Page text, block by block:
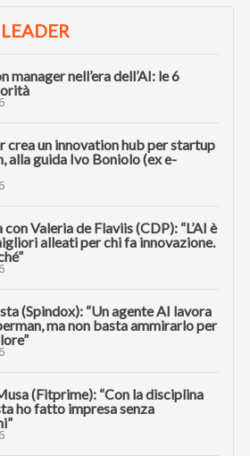
manager nell’era dell’AI: le 6
crea un innovation hub per startup
alla guida Ivo Boniolo (ex e-
Valeria de Flaviis (CDP): “L’AI è
alleati per chi fa innovazione.
(Spindox): “Un agente AI lavora
ma non basta ammirarlo per
(Fitprime): “Con la disciplina
ho fatto impresa senza